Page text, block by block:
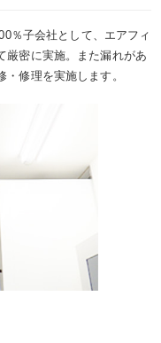
％子会社として、エアフィ
厳密に実施。また漏れがあ
修理を実施します。